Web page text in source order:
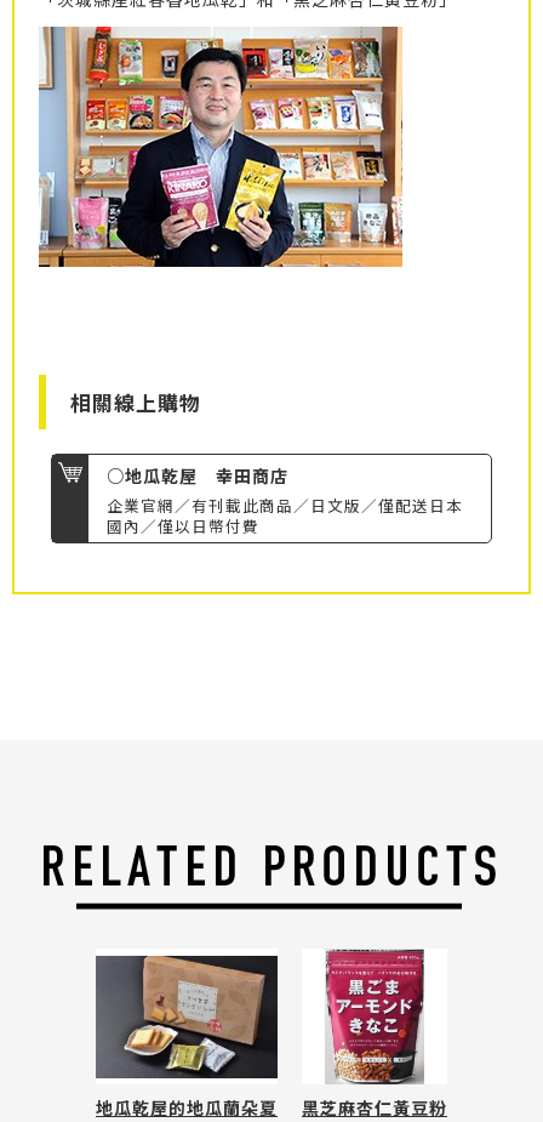
相關線上購物
○地瓜乾屋 幸田商店
企業官網／有刊載此商品／日文版／僅配送日本
國內／僅以日幣付費
地瓜乾屋的地瓜蘭朵夏 黑芝麻杏仁黃豆粉